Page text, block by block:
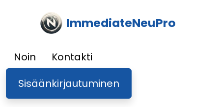
ImmediateNeuPro
Noin
Kontakti
Sisäänkirjautuminen